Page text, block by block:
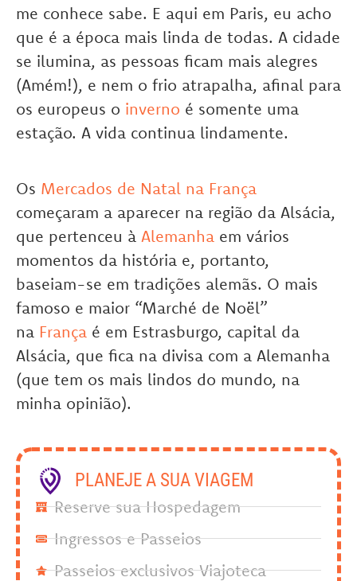
me conhece sabe. E aqui em Paris, eu acho
que é a época mais linda de todas. A cidade
se ilumina, as pessoas ficam mais alegres
(Amém!), e nem o frio atrapalha, afinal para
os europeus o inverno é somente uma
estação. A vida continua lindamente.
Os Mercados de Natal na França
começaram a aparecer na região da Alsácia,
que pertenceu à Alemanha em vários
momentos da história e, portanto,
baseiam-se em tradições alemãs. O mais
famoso e maior “Marché de Noël”
na França é em Estrasburgo, capital da
Alsácia, que fica na divisa com a Alemanha
(que tem os mais lindos do mundo, na
minha opinião).
PLANEJE A SUA VIAGEM
Reserve sua Hospedagem
Ingressos e Passeios
Passeios exclusivos Viajoteca